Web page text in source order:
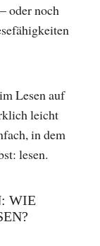
oder noch
Lesen auf
leicht
in dem
lesen.
WIE